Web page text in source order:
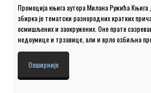
Промоција књига аутора Милана Ружића Књига
збирка је тематски разнородних кратких
осмишљених и заокружених. Оне прате
недоумице и трзавице, али и врло озбиљна
националним темама. Настала је као резултат
приликом двогодишњег посрнућа човечанства
Новом књигом прича: „Приче и ожиљци“,
ниску својих опсесивних тема: детињство,
Опширније